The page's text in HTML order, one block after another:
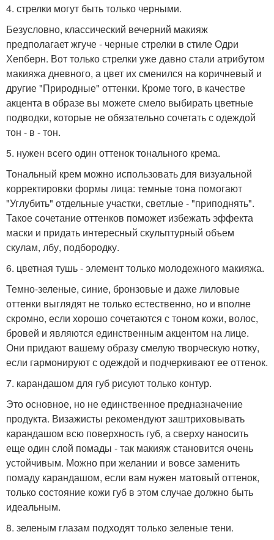
4. стрелки могут быть только черными.
Безусловно, классический вечерний макияж
предполагает жгуче - черные стрелки в стиле Одри
Хепберн. Вот только стрелки уже давно стали атрибутом
макияжа дневного, а цвет их сменился на коричневый и
другие "Природные" оттенки. Кроме того, в качестве
акцента в образе вы можете смело выбирать цветные
подводки, которые не обязательно сочетать с одеждой
тон - в - тон.
5. нужен всего один оттенок тонального крема.
Тональный крем можно использовать для визуальной
корректировки формы лица: темные тона помогают
"Углубить" отдельные участки, светлые - "приподнять".
Такое сочетание оттенков поможет избежать эффекта
маски и придать интересный скульптурный объем
скулам, лбу, подбородку.
6. цветная тушь - элемент только молодежного макияжа.
Темно-зеленые, синие, бронзовые и даже лиловые
оттенки выглядят не только естественно, но и вполне
скромно, если хорошо сочетаются с тоном кожи, волос,
бровей и являются единственным акцентом на лице.
Они придают вашему образу смелую творческую нотку,
если гармонируют с одеждой и подчеркивают ее оттенок.
7. карандашом для губ рисуют только контур.
Это основное, но не единственное предназначение
продукта. Визажисты рекомендуют заштриховывать
карандашом всю поверхность губ, а сверху наносить
еще один слой помады - так макияж становится очень
устойчивым. Можно при желании и вовсе заменить
помаду карандашом, если вам нужен матовый оттенок,
только состояние кожи губ в этом случае должно быть
идеальным.
8. зеленым глазам подходят только зеленые тени.